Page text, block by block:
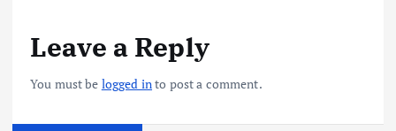
Leave a Reply
You must be logged into post a comment.